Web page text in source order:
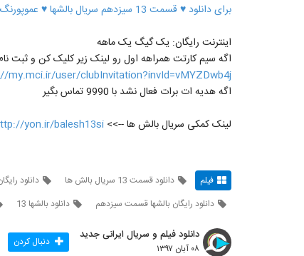
برای دانلود ♥ قسمت 13 سیزدهم سریال بالشها ♥ عموپورنگ اینجا کلیک کنید
اینترنت رایگان: یک گیگ یک ماهه
اگه سیم کارتت همراهه اول رو لینک زیر کلیک کن و ثبت
my.mci.ir/user/clubInvitation?invId=vMYZDwb4j
اگه هدیه ات برات فعال نشد با 9990 تماس بگیر
لینک کمکی سریال بالش ها -->> yon.ir/balesh13si
فیلم دانلود قسمت 13 سریال بالش ها دانلود
دانلود رایگان بالشها قسمت سیزدهم
دانلود بالشها 13
دانلود فیلم و سریال ایرانی جدید
۰۸ آبان ۱۳۹۷ دنبال کردن